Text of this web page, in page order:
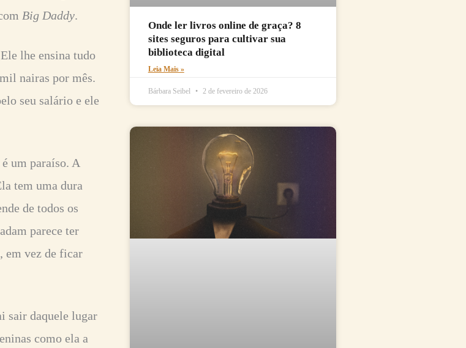
Big Daddy.
lhe ensina tudo
nairas por mês.
seu salário e ele
um paraíso. A
tem uma dura
de todos os
parece ter
em vez de ficar
sair daquele lugar
como ela a
Onde ler livros online de graça? 8
sites seguros para cultivar sua
biblioteca digital
Leia Mais »
Bárbara Seibel 2 de fevereiro de 2026